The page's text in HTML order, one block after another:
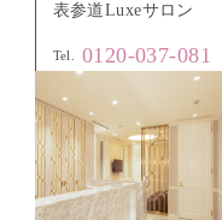
表参道Luxeサロン
Tel. 0120-037-081